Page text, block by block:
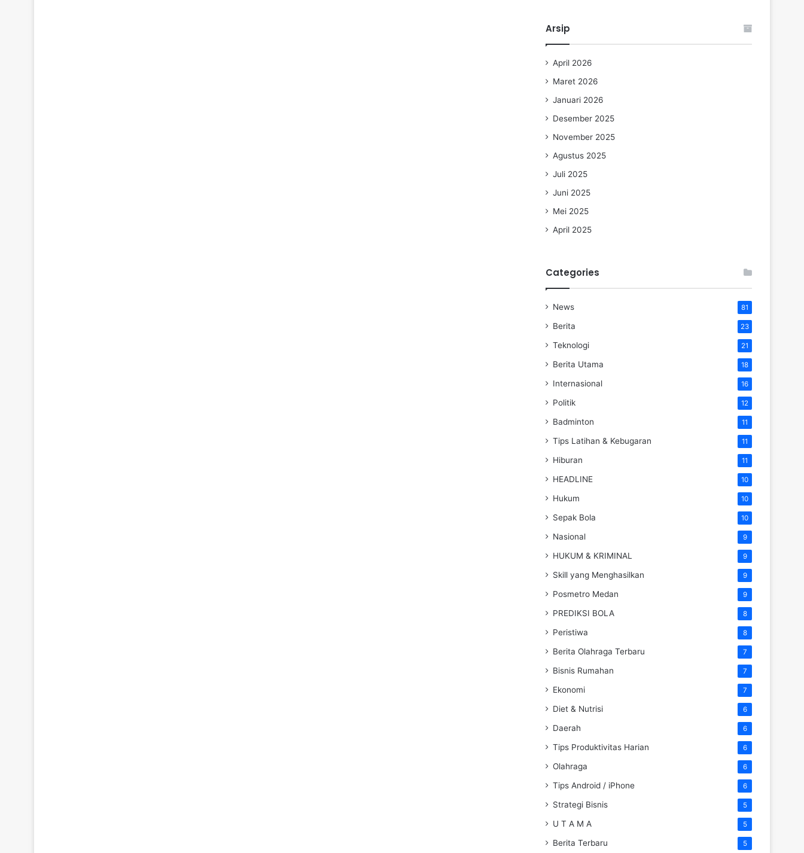
Arsip
April 2026
Maret 2026
Januari 2026
Desember 2025
November 2025
Agustus 2025
Juli 2025
Juni 2025
Mei 2025
April 2025
Categories
News 81
Berita 23
Teknologi 21
Berita Utama 18
Internasional 16
Politik 12
Badminton 11
Tips Latihan & Kebugaran 11
Hiburan 11
HEADLINE 10
Hukum 10
Sepak Bola 10
Nasional 9
HUKUM & KRIMINAL 9
Skill yang Menghasilkan 9
Posmetro Medan 9
PREDIKSI BOLA 8
Peristiwa 8
Berita Olahraga Terbaru 7
Bisnis Rumahan 7
Ekonomi 7
Diet & Nutrisi 6
Daerah 6
Tips Produktivitas Harian 6
Olahraga 6
Tips Android / iPhone 6
Strategi Bisnis 5
U T A M A 5
Berita Terbaru 5